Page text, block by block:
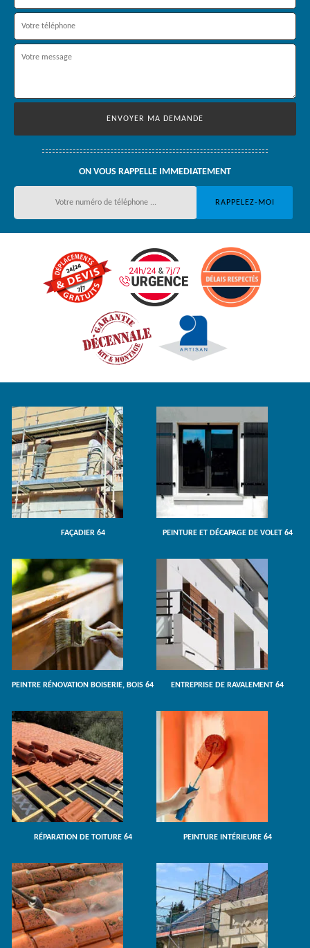
ON VOUS RAPPELLE IMMEDIATEMENT
FAÇADIER 64 PEINTURE ET DÉCAPAGE DE VOLET 64
PEINTRE RÉNOVATION BOISERIE, BOIS 64 ENTREPRISE DE RAVALEMENT 64
RÉPARATION DE TOITURE 64 PEINTURE INTÉRIEURE 64